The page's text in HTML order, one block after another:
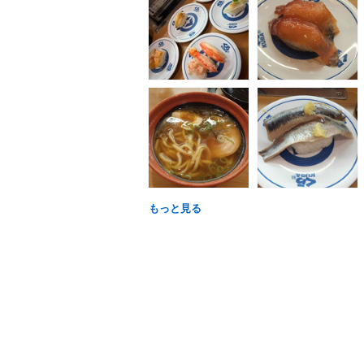
もっと見る